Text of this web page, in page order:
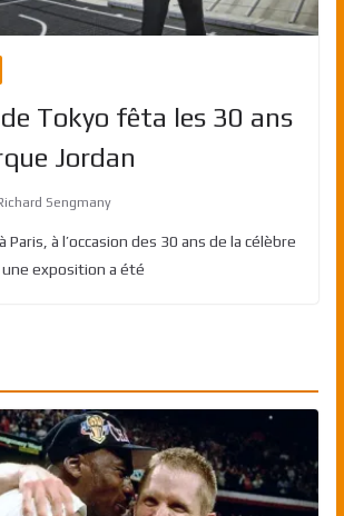
de Tokyo fêta les 30 ans
Jordan
Sengmany
Paris, à l’occasion des 30 ans de la célèbre
exposition a été